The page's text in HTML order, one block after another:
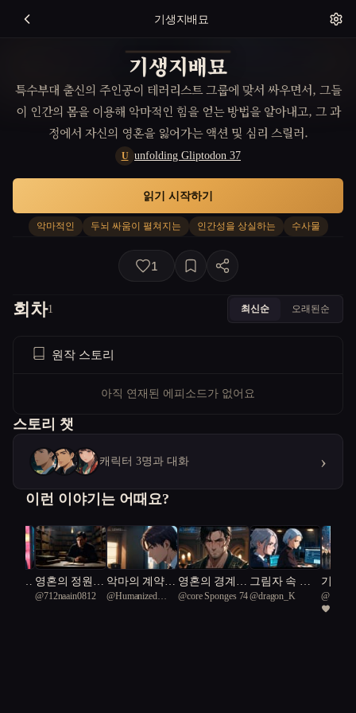
기생지배묘
기생지배묘
특수부대 출신의 주인공이 테러리스트 그룹에 맞서 싸우면서, 그들
이 인간의 몸을 이용해 악마적인 힘을 얻는 방법을 알아내고, 그 과
정에서 자신의 영혼을 잃어가는 액션 및 심리 스릴러.
U unfolding Gliptodon 37
악마적인 두뇌 싸움이 펼쳐지는 인간성을 상실하는 수사물
읽기 시작하기
1
회차1 최신순 오래된순
원작 스토리
아직 연재된 에피소드가 없어요
스토리 챗
캐릭터 3명과 대화 ›
이런 이야기는 어때요?
영혼의 정원,
희생의 비밀
@712naain0812
악마의 계약
서: 인간의 가
@Humanized
영혼의 경계에
서
@core Sponges 74
그림자 속 진
실의 전쟁
@dragon_K
기억
시간
@키위